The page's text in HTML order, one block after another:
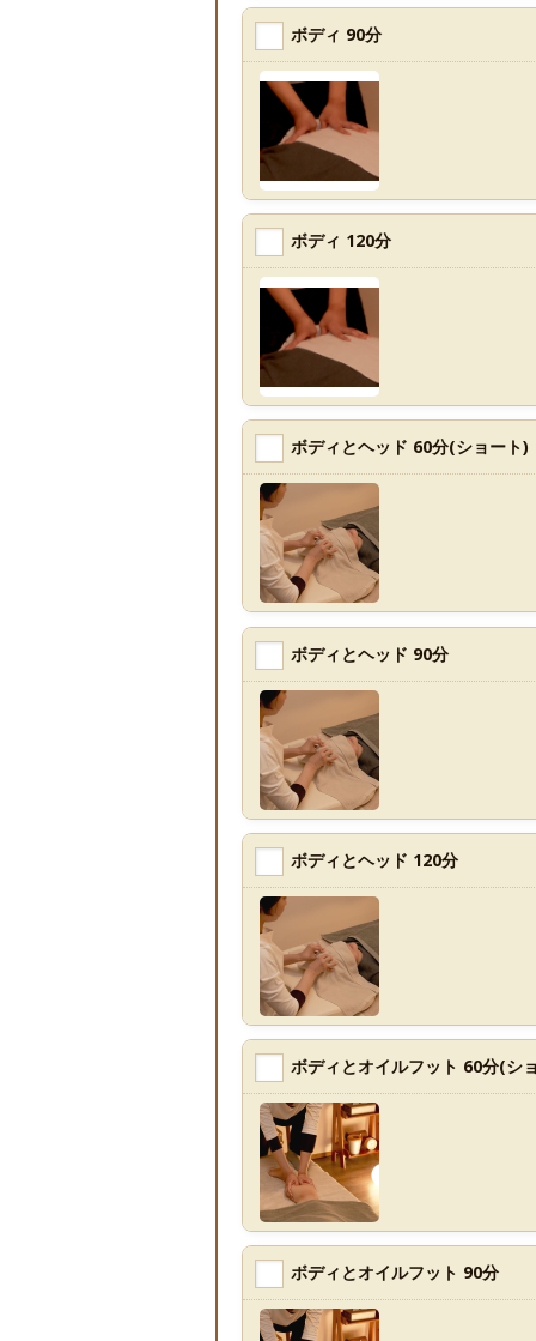
ボディ 90分
ボディ 120分
ボディとヘッド 60分(ショート)
ボディとヘッド 90分
ボディとヘッド 120分
ボディとオイルフット 60分(シ
ボディとオイルフット 90分